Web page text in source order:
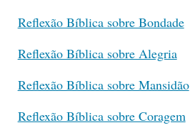
Reflexão Bíblica sobre Bondade
Reflexão Bíblica sobre Alegria
Reflexão Bíblica sobre Mansidão
Reflexão Bíblica sobre Coragem